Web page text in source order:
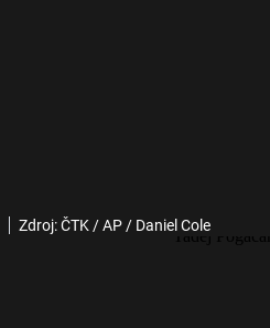
Zdroj: ČTK / AP / Daniel Cole